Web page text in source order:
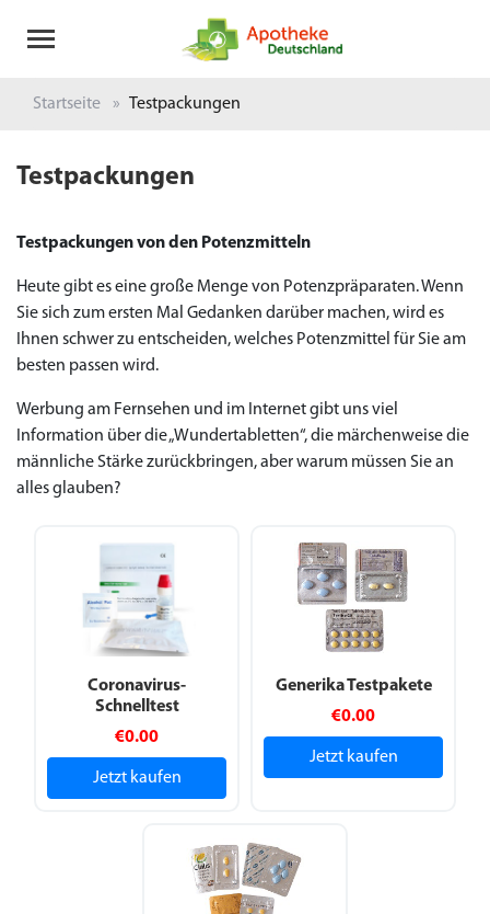
Startseite Testpackungen
Testpackungen
Testpackungen von den Potenzmitteln
Heute gibt es eine große Menge von Potenzpräparaten. Wenn
Sie sich zum ersten Mal Gedanken darüber machen, wird es
Ihnen schwer zu entscheiden, welches Potenzmittel für Sie am
besten passen wird.
Werbung am Fernsehen und im Internet gibt uns viel
Information über die „Wundertabletten“, die märchenweise die
männliche Stärke zurückbringen, aber warum müssen Sie an
alles glauben?
Coronavirus-
Schnelltest
€0.00
Jetzt kaufen
Generika Testpakete
€0.00
Jetzt kaufen